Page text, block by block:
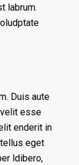
labrum.
Duis aute
esse
enderit in
eget
ldibero,